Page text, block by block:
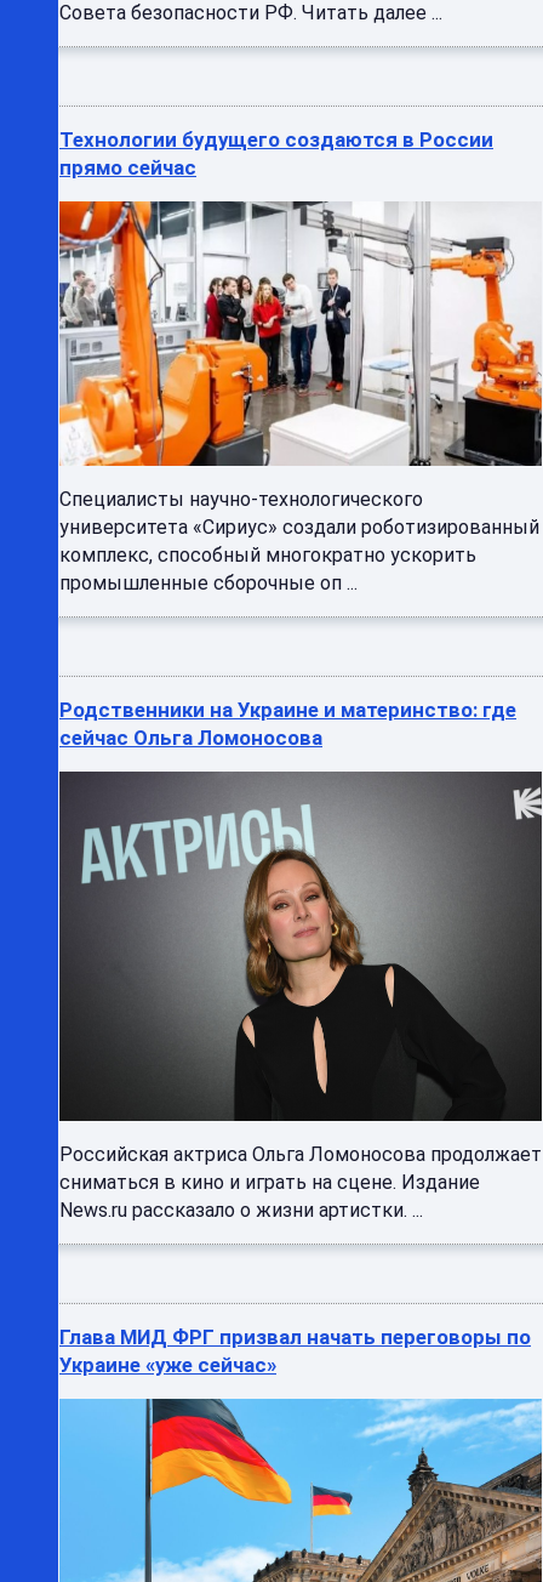
Совета безопасности РФ. Читать далее ...
Технологии будущего создаются в России
прямо сейчас
Специалисты научно-технологического
университета «Сириус» создали роботизированный
комплекс, способный многократно ускорить
промышленные сборочные оп ...
Родственники на Украине и материнство: где
сейчас Ольга Ломоносова
Российская актриса Ольга Ломоносова продолжает
сниматься в кино и играть на сцене. Издание
News.ru рассказало о жизни артистки. ...
Глава МИД ФРГ призвал начать переговоры по
Украине «уже сейчас»